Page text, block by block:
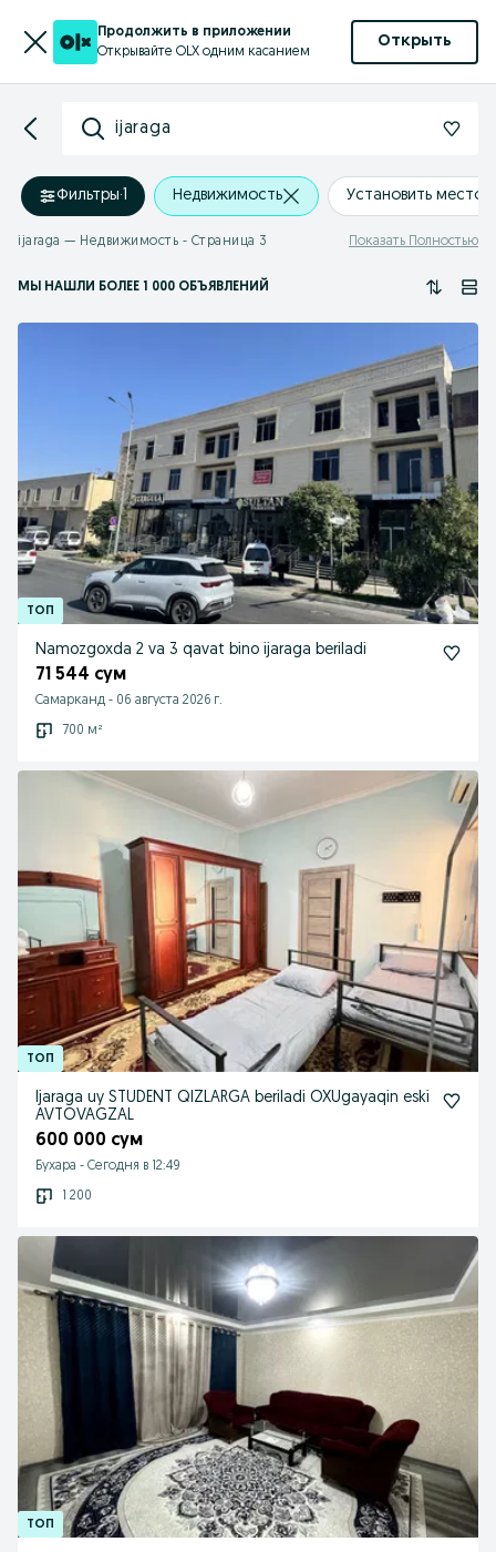
Продолжить в приложении
Открывайте OLX одним касанием
Открыть
ijaraga
Фильтры·1 Недвижимость Установить
ijaraga — Недвижимость - Страница 3 Показать Полностью
МЫ НАШЛИ БОЛЕЕ 1 000 ОБЪЯВЛЕНИЙ
Namozgoxda 2 va 3 qavat bino ijaraga beriladi
71 544 сум
Самарканд - 06 августа 2026 г.
700 м²
Ijaraga uy STUDENT QIZLARGA beriladi OXUgayaqin eski
AVTOVAGZAL
600 000 сум
Бухара - Сегодня в 12:49
1 200